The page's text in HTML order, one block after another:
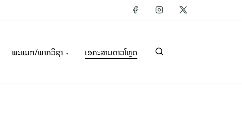
ພະແນກ/ພາກວິຊາ ເອກະສານດາວໂຫຼດ